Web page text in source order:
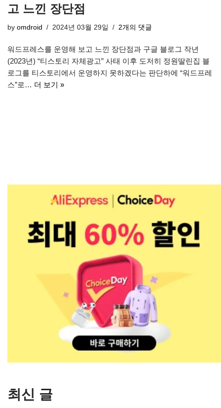
고 느낀 장단점
by omdroid 2024년 03월 29일 2개의 댓글
워드프레스를 운영해 보고 느낀 장단점과 구글 블로그 작년
(2023년) “티스토리 자체광고” 사태 이후 도저히 정원딸린집 블
로그를 티스토리에서 운영하지 못하겠다는 판단하에 “워드프레
스”로… 더 보기 »
최신 글